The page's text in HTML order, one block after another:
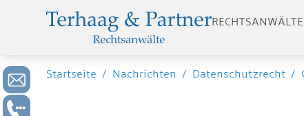
RECHTSANWÄLTE
Startseite / Nachrichten / Datenschutzrecht /